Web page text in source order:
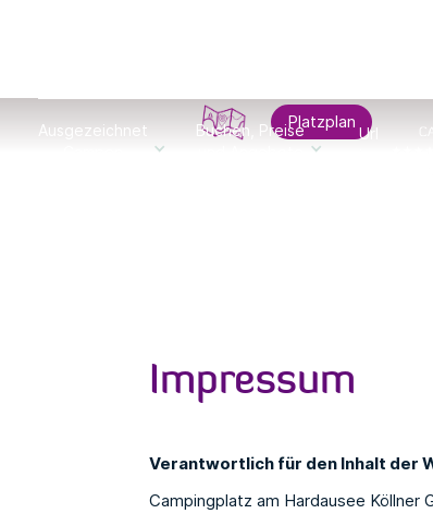
Ausgezeichnet
Buchen, Preise
Urlaub
Platzplan
Impressum
Verantwortlich für den Inhalt der
Campingplatz am Hardausee Köllner